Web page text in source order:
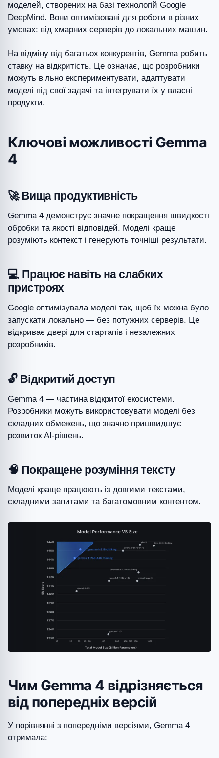
моделей, створених на базі технологій Google
DeepMind. Вони оптимізовані для роботи в різних
умовах: від хмарних серверів до локальних машин.
На відміну від багатьох конкурентів, Gemma робить
ставку на відкритість. Це означає, що розробники
можуть вільно експериментувати, адаптувати
моделі під свої задачі та інтегрувати їх у власні
продукти.
Ключові можливості Gemma
4
🚀 Вища продуктивність
Gemma 4 демонструє значне покращення швидкості
обробки та якості відповідей. Моделі краще
розуміють контекст і генерують точніші результати.
💻 Працює навіть на слабких
пристроях
Google оптимізувала моделі так, щоб їх можна було
запускати локально — без потужних серверів. Це
відкриває двері для стартапів і незалежних
розробників.
🔓 Відкритий доступ
Gemma 4 — частина відкритої екосистеми.
Розробники можуть використовувати моделі без
складних обмежень, що значно пришвидшує
розвиток AI-рішень.
🧠 Покращене розуміння тексту
Моделі краще працюють із довгими текстами,
складними запитами та багатомовним контентом.
Чим Gemma 4 відрізняється
від попередніх версій
У порівнянні з попередніми версіями, Gemma 4
отримала: